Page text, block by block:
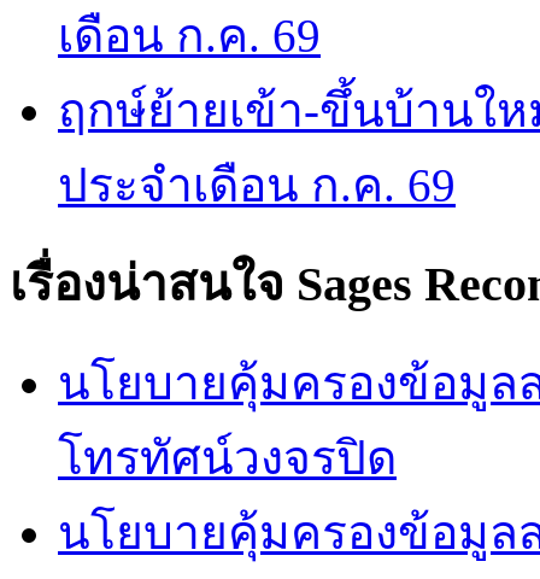
เดือน ก.ค. 69
ฤกษ์ย้ายเข้า-ขึ้นบ้านใ
ประจำเดือน ก.ค. 69
เรื่องน่าสนใจ Sages
นโยบายคุ้มครองข้อมูล
โทรทัศน์วงจรปิด
นโยบายคุ้มครองข้อมูล